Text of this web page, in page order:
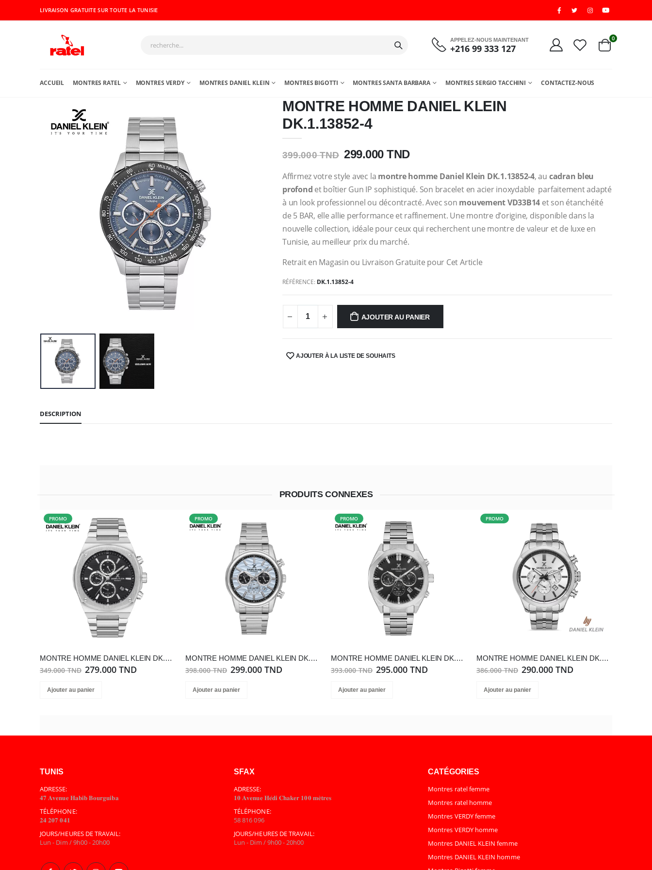
LIVRAISON GRATUITE SUR TOUTE LA TUNISIE
APPELEZ-NOUS MAINTENANT
+216 99 333 127
0
ACCUEIL MONTRES RATEL MONTRES VERDY MONTRES DANIEL KLEIN MONTRES BIGOTTI MONTRES SANTA BARBARA MONTRES SERGIO TACCHINI CONTACTEZ-NOUS
MONTRE HOMME DANIEL KLEIN
DK.1.13852-4
399.000 TND 299.000 TND
Affirmez votre style avec la montre homme Daniel Klein DK.1.13852-4, au cadran bleu
profond et boîtier Gun IP sophistiqué. Son bracelet en acier inoxydable parfaitement adapté
à un look professionnel ou décontracté. Avec son mouvement VD33B14 et son étanchéité
de 5 BAR, elle allie performance et raffinement. Une montre d’origine, disponible dans la
nouvelle collection, idéale pour ceux qui recherchent une montre de valeur et de luxe en
Tunisie, au meilleur prix du marché.
Retrait en Magasin ou Livraison Gratuite pour Cet Article
RÉFÉRENCE: DK.1.13852-4
AJOUTER AU PANIER
SHARE:AJOUTER À LA LISTE DE SOUHAITS
DESCRIPTION
PRODUITS CONNEXES
PROMO
MONTRE HOMME DANIEL KLEIN DK.1.13413-2
349.000 TND 279.000 TND
Ajouter au panier
PROMO
MONTRE HOMME DANIEL KLEIN DK.1.14062-3
398.000 TND 299.000 TND
Ajouter au panier
PROMO
MONTRE HOMME DANIEL KLEIN DK.1.14064-1
393.000 TND 295.000 TND
Ajouter au panier
PROMO
MONTRE HOMME DANIEL KLEIN DK.1.13292-1
386.000 TND 290.000 TND
Ajouter au panier
TUNIS
ADRESSE:
𝟒𝟕 𝐀𝐯𝐞𝐧𝐮𝐞 𝐇𝐚𝐛𝐢𝐛 𝐁𝐨𝐮𝐫𝐠𝐮𝐢𝐛𝐚
TÉLÉPHONE:
𝟐𝟒 𝟐𝟎𝟕 𝟎𝟒𝟏
JOURS/HEURES DE TRAVAIL:
Lun - Dim / 9h00 - 20h00
SFAX
ADRESSE:
𝟏𝟎 𝐀𝐯𝐞𝐧𝐮𝐞 𝐇𝐞́𝐝𝐢 𝐂𝐡𝐚𝐤𝐞𝐫 𝟏𝟎𝟎 𝐦𝐞̀𝐭𝐫𝐞𝐬
TÉLÉPHONE:
58 816 096
JOURS/HEURES DE TRAVAIL:
Lun - Dim / 9h00 - 20h00
CATÉGORIES
Montres ratel femme
Montres ratel homme
Montres VERDY femme
Montres VERDY homme
Montres DANIEL KLEIN femme
Montres DANIEL KLEIN homme